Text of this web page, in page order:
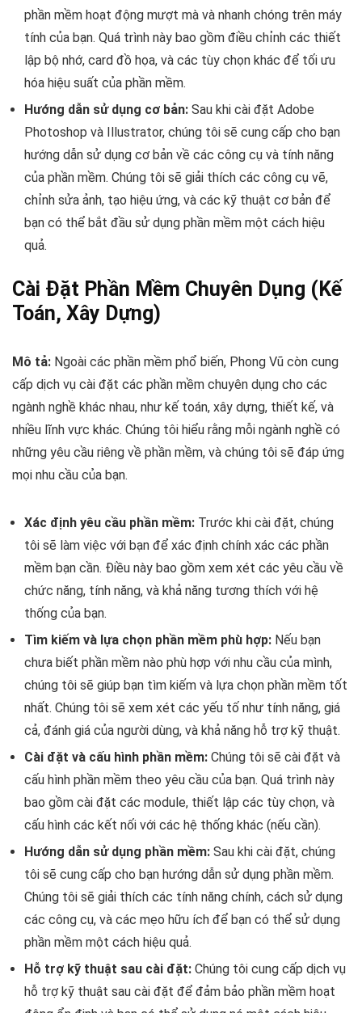
phần mềm hoạt động mượt mà và nhanh chóng trên máy
tính của bạn. Quá trình này bao gồm điều chỉnh các thiết
lập bộ nhớ, card đồ họa, và các tùy chọn khác để tối ưu
hóa hiệu suất của phần mềm.
Hướng dẫn sử dụng cơ bản: Sau khi cài đặt Adobe
Photoshop và Illustrator, chúng tôi sẽ cung cấp cho bạn
hướng dẫn sử dụng cơ bản về các công cụ và tính năng
của phần mềm. Chúng tôi sẽ giải thích các công cụ vẽ,
chỉnh sửa ảnh, tạo hiệu ứng, và các kỹ thuật cơ bản để
bạn có thể bắt đầu sử dụng phần mềm một cách hiệu
quả.
Cài Đặt Phần Mềm Chuyên Dụng (Kế
Toán, Xây Dựng)
Mô tả: Ngoài các phần mềm phổ biến, Phong Vũ còn cung
cấp dịch vụ cài đặt các phần mềm chuyên dụng cho các
ngành nghề khác nhau, như kế toán, xây dựng, thiết kế, và
nhiều lĩnh vực khác. Chúng tôi hiểu rằng mỗi ngành nghề có
những yêu cầu riêng về phần mềm, và chúng tôi sẽ đáp ứng
mọi nhu cầu của bạn.
Xác định yêu cầu phần mềm: Trước khi cài đặt, chúng
tôi sẽ làm việc với bạn để xác định chính xác các phần
mềm bạn cần. Điều này bao gồm xem xét các yêu cầu về
chức năng, tính năng, và khả năng tương thích với hệ
thống của bạn.
Tìm kiếm và lựa chọn phần mềm phù hợp: Nếu bạn
chưa biết phần mềm nào phù hợp với nhu cầu của mình,
chúng tôi sẽ giúp bạn tìm kiếm và lựa chọn phần mềm tốt
nhất. Chúng tôi sẽ xem xét các yếu tố như tính năng, giá
cả, đánh giá của người dùng, và khả năng hỗ trợ kỹ thuật.
Cài đặt và cấu hình phần mềm: Chúng tôi sẽ cài đặt và
cấu hình phần mềm theo yêu cầu của bạn. Quá trình này
bao gồm cài đặt các module, thiết lập các tùy chọn, và
cấu hình các kết nối với các hệ thống khác (nếu cần).
Hướng dẫn sử dụng phần mềm: Sau khi cài đặt, chúng
tôi sẽ cung cấp cho bạn hướng dẫn sử dụng phần mềm.
Chúng tôi sẽ giải thích các tính năng chính, cách sử dụng
các công cụ, và các mẹo hữu ích để bạn có thể sử dụng
phần mềm một cách hiệu quả.
Hỗ trợ kỹ thuật sau cài đặt: Chúng tôi cung cấp dịch vụ
hỗ trợ kỹ thuật sau cài đặt để đảm bảo phần mềm hoạt